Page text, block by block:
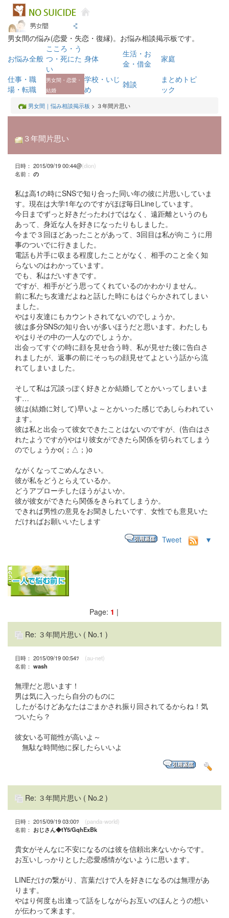
男女間の悩み(恋愛・失恋・復縁)。お悩み相談掲示板です。
お悩み全般
こころ・う
つ・死にた
い
身体
生活・お
金・借金
家庭
仕事・職
場・転職
男女間・恋愛・
結婚
学校・いじ
め
雑談
まとめトピ
ック
男女間｜悩み相談掲示板 > ３年間片思い
３年間片思い
日時： 2015/09/19 00:44@(dion)
名前： の
私は高1の時にSNSで知り合った同い年の彼に片思いしていま
す。現在は大学1年なのですがほぼ毎日Lineしています。
今日までずっと好きだったわけではなく、遠距離というのも
あって、身近な人を好きになったりもしました。
今まで３回ほどあったことがあって、3回目は私が向こうに用
事のついでに行きました。
電話も片手に収まる程度したことがなく、相手のこと全く知
らないのはわかっています。
でも、私はだいすきです。
ですが、相手がどう思ってくれているのかわかりません。
前に私たち友達だよねと話した時にもはぐらかされてしまい
ました。
やはり友達にもカウントされてないのでしょうか。
彼は多分SNSの知り合いが多いほうだと思います。わたしも
やはりその中の一人なのでしょうか。
出会ってすぐの時に顔を見せ合う時、私が見せた後に告白さ
れましたが、返事の前にそっちの顔見せてよという話から流
れてしまいました。
そして私は冗談っぽく好きとか結婚してとかいってしまいま
す…
彼は(結婚に対して)早いよ～とかいった感じであしらわれてい
ます。
彼は私と出会って彼女できたことはないのですが、(告白はさ
れたようですが)やはり彼女ができたら関係を切られてしまう
のでしょうかo(；△；)o
ながくなってごめんなさい。
彼が私をどうとらえているか。
どうアプローチしたほうがよいか。
彼が彼女ができたら関係をきられてしまうか。
できれば男性の意見をお聞きしたいです、女性でも意見いた
だければお願いいたします
Tweet
▼
Page: 1 |
Re: ３年間片思い ( No.1 )
日時： 2015/09/19 00:54ﾂ (au-net)
名前： wash
無理だと思います！
男は気に入ったら自分のものに
したがるけどあなたはごまかされ振り回されてるからね！気
ついたら？
彼女いる可能性が高いよ～
無駄な時間他に探したらいいよ
Re: ３年間片思い ( No.2 )
日時： 2015/09/19 03:00ﾂ (panda-world)
名前： おじさん◆tY5/GqhExBk
貴女がそんなに不安になるのは彼を信頼出来ないからです。
お互いしっかりとした恋愛感情がないように思います。
LINEだけの繋がり、言葉だけで人を好きになるのは無理があ
ります。
やはり何度も出逢って話をしながらお互いのほんとうの想い
が伝わって来ます。